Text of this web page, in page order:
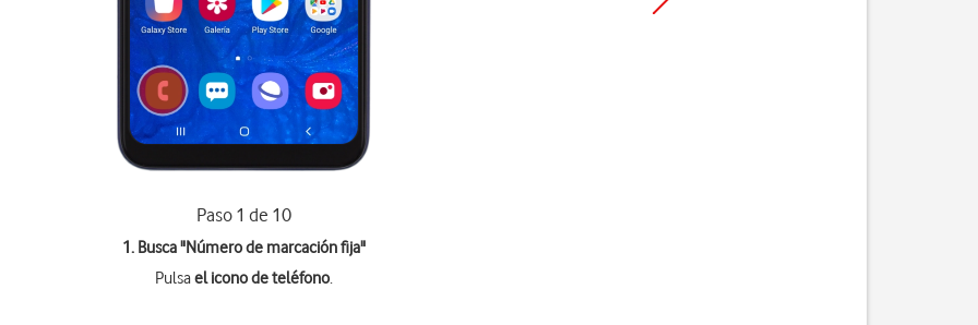
Paso 1 de 10
1. Busca "Número de marcación fija"
Pulsael icono de teléfono.